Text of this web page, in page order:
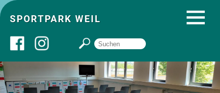
SPORTPARK WEIL
Über uns